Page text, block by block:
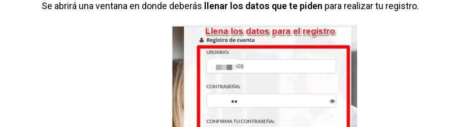
Se abrirá una ventana en donde deberás llenar los datos que te piden para realizar tu registro.